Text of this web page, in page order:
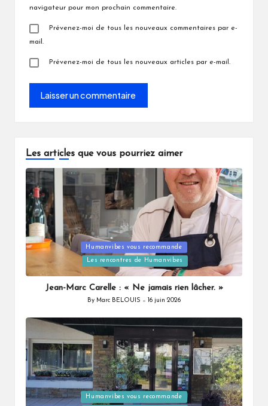
navigateur pour mon prochain commentaire.
Prévenez-moi de tous les nouveaux commentaires par e-
mail.
Prévenez-moi de tous les nouveaux articles par e-mail.
Les articles que vous pourriez aimer
Posted
Humanvibes vous recommande
Les rencontres de Humanvibes
Jean-Marc Carelle : « Ne jamais rien lâcher. »
Posted
By Marc BELOUIS 16 juin 2026
Posted
Humanvibes vous recommande